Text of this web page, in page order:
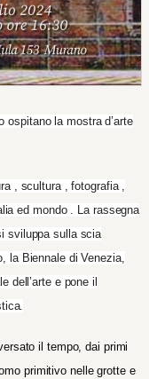
ospitano la mostra d’arte
, scultura , fotografia ,
ed mondo . La rassegna
sviluppa sulla scia
la Biennale di Venezia,
dell’arte e pone il
il tempo, dai primi
primitivo nelle grotte e